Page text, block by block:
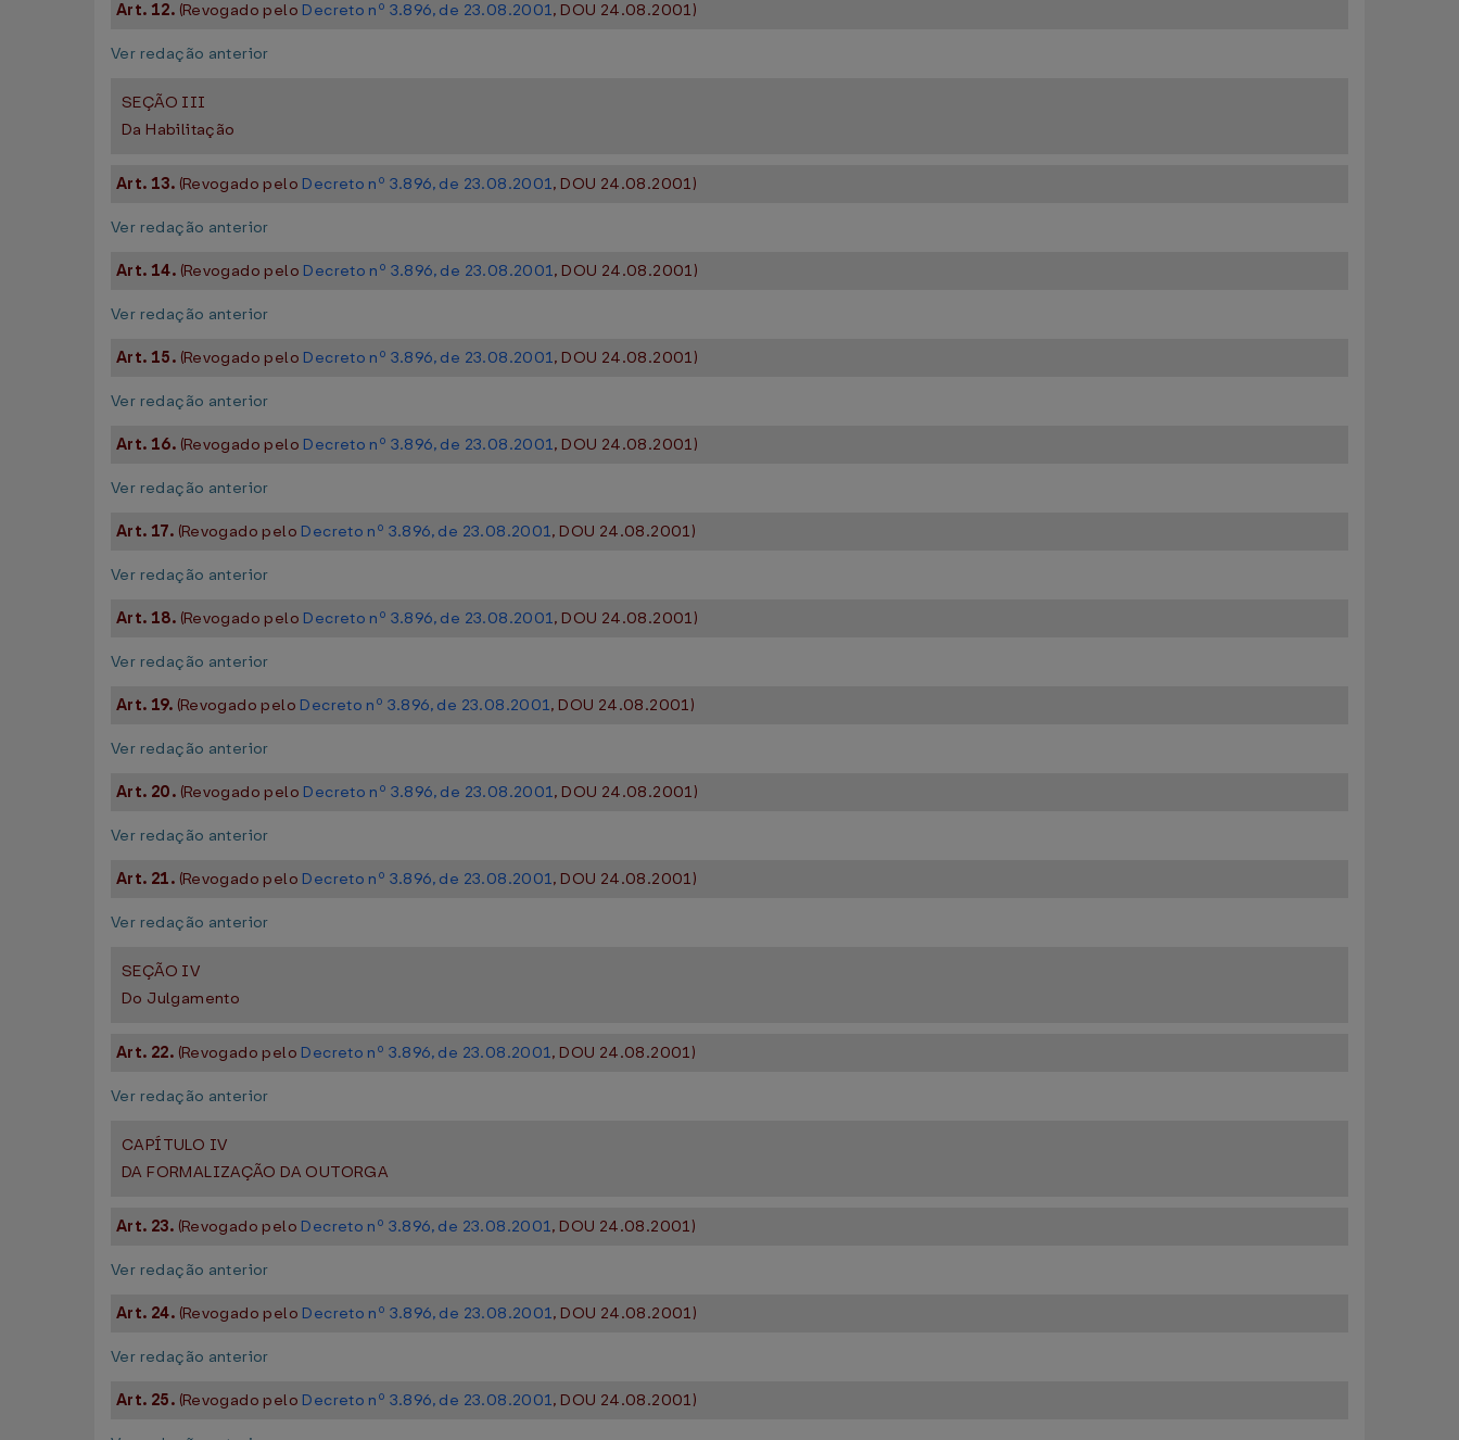
Art. 12. (Revogado pelo Decreto nº 3.896, de 23.08.2001, DOU 24.08.2001)
Ver redação anterior
SEÇÃO III
Da Habilitação
Art. 13. (Revogado pelo Decreto nº 3.896, de 23.08.2001, DOU 24.08.2001)
Ver redação anterior
Art. 14. (Revogado pelo Decreto nº 3.896, de 23.08.2001, DOU 24.08.2001)
Ver redação anterior
Art. 15. (Revogado pelo Decreto nº 3.896, de 23.08.2001, DOU 24.08.2001)
Ver redação anterior
Art. 16. (Revogado pelo Decreto nº 3.896, de 23.08.2001, DOU 24.08.2001)
Ver redação anterior
Art. 17. (Revogado pelo Decreto nº 3.896, de 23.08.2001, DOU 24.08.2001)
Ver redação anterior
Art. 18. (Revogado pelo Decreto nº 3.896, de 23.08.2001, DOU 24.08.2001)
Ver redação anterior
Art. 19. (Revogado pelo Decreto nº 3.896, de 23.08.2001, DOU 24.08.2001)
Ver redação anterior
Art. 20. (Revogado pelo Decreto nº 3.896, de 23.08.2001, DOU 24.08.2001)
Ver redação anterior
Art. 21. (Revogado pelo Decreto nº 3.896, de 23.08.2001, DOU 24.08.2001)
Ver redação anterior
SEÇÃO IV
Do Julgamento
Art. 22. (Revogado pelo Decreto nº 3.896, de 23.08.2001, DOU 24.08.2001)
Ver redação anterior
CAPÍTULO IV
DA FORMALIZAÇÃO DA OUTORGA
Art. 23. (Revogado pelo Decreto nº 3.896, de 23.08.2001, DOU 24.08.2001)
Ver redação anterior
Art. 24. (Revogado pelo Decreto nº 3.896, de 23.08.2001, DOU 24.08.2001)
Ver redação anterior
Art. 25. (Revogado pelo Decreto nº 3.896, de 23.08.2001, DOU 24.08.2001)